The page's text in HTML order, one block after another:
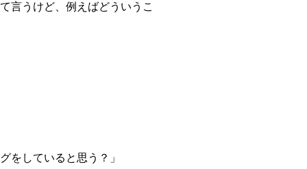
言うけど、例えばどういうこ
をしていると思う？」